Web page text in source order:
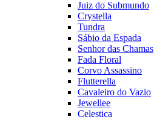
Juiz do Submundo
Crystella
Tundra
Sábio da Espada
Senhor das Chamas
Fada Floral
Corvo Assassino
Flutterella
Cavaleiro do Vazio
Jewellee
Celestica